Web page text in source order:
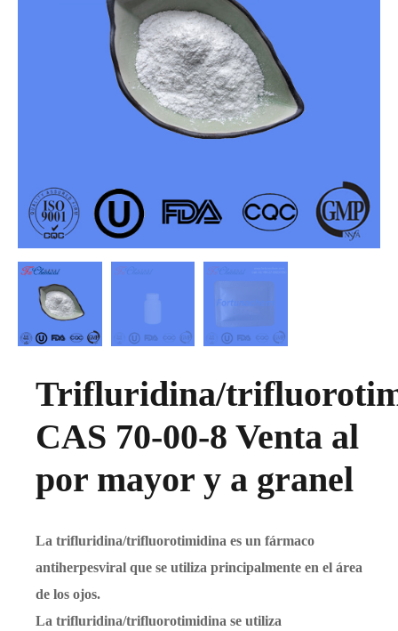
Trifluridina/
CAS 70-00-8 Venta al
por mayor y a granel
La trifluridina/trifluorotimidina es un fármaco
antiherpesviral que se utiliza principalmente en el área
de los ojos.
La trifluridina/trifluorotimidina se utiliza